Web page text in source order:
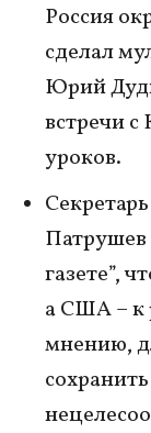
Россия
сделал
Юрий
встречи
уроков.
Патрушев
газете”,
а США – к
мнению,